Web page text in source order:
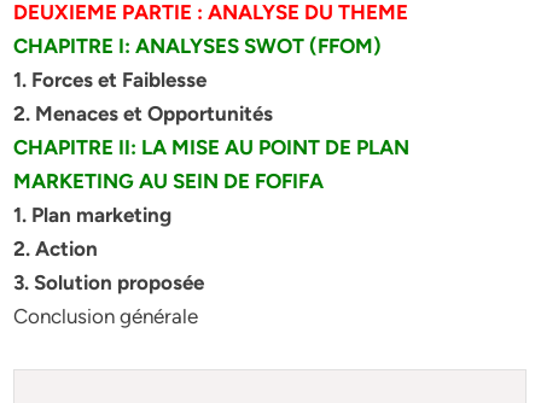
DEUXIEME PARTIE : ANALYSE DU THEME
CHAPITRE I: ANALYSES SWOT (FFOM)
1. Forces et Faiblesse
2. Menaces et Opportunités
CHAPITRE II: LA MISE AU POINT DE PLAN
MARKETING AU SEIN DE FOFIFA
1. Plan marketing
2. Action
3. Solution proposée
Conclusion générale